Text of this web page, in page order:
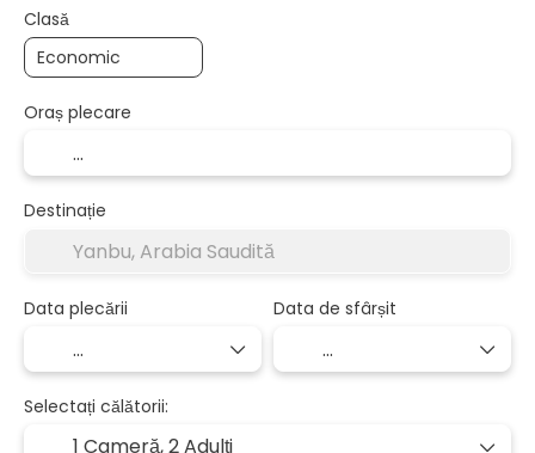
Clasă
Oraș plecare
Destinație
Data plecării Data de sfârșit
Selectați călătorii:
1 Cameră,2 Adulți